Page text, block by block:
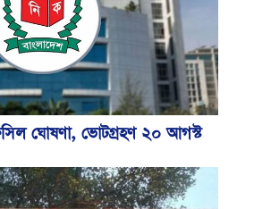
ঘোষণা, ভোটগ্রহণ ২০ আগস্ট